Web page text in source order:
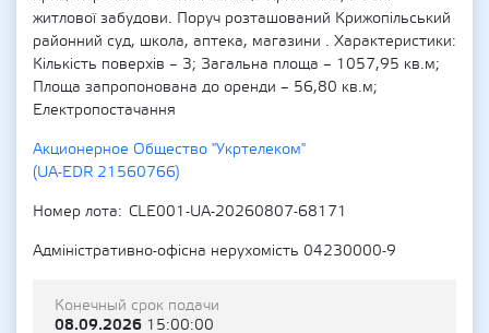
житлової забудови. Поруч розташований Крижопільський
районний суд, школа, аптека, магазини . Характеристики:
Кількість поверхів – 3; Загальна площа – 1057,95 кв.м;
Площа запропонована до оренди – 56,80 кв.м;
Електропостачання
Акционерное Общество "Укртелеком"
(UA-EDR 21560766)
Номер лота
CLE001-UA-20260807-68171
Адміністративно-офісна нерухомість 04230000-9
Конечный срок подачи
08.09.2026 15:00:00